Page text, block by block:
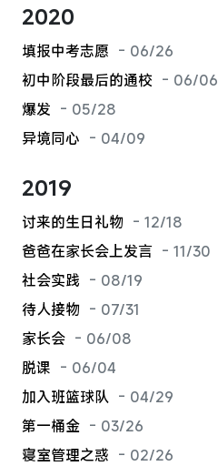
2020
填报中考志愿 - 06/26
初中阶段最后的通校 - 06/06
爆发 - 05/28
异境同心 - 04/09
2019
讨来的生日礼物 - 12/18
爸爸在家长会上发言 - 11/30
社会实践 - 08/19
待人接物 - 07/31
家长会 - 06/08
脱课 - 06/04
加入班篮球队 - 04/29
第一桶金 - 03/26
寝室管理之惑 - 02/26